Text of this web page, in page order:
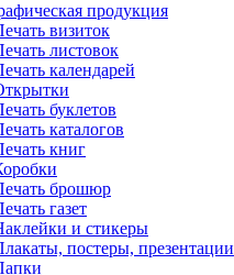
продукция
визиток
листовок
календарей
буклетов
каталогов
книг
брошюр
газет
и стикеры
постеры, презентации